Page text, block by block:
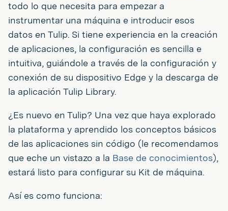
todo lo que necesita para empezar a
instrumentar una máquina e introducir esos
datos en Tulip. Si tiene experiencia en la creación
de aplicaciones, la configuración es sencilla e
intuitiva, guiándole a través de la configuración y
conexión de su dispositivo Edge y la descarga de
la aplicación Tulip Library.
¿Es nuevo en Tulip? Una vez que haya explorado
la plataforma y aprendido los conceptos básicos
de las aplicaciones sin código (le recomendamos
que eche un vistazo a la Base de conocimientos),
estará listo para configurar su Kit de máquina.
Así es como funciona: